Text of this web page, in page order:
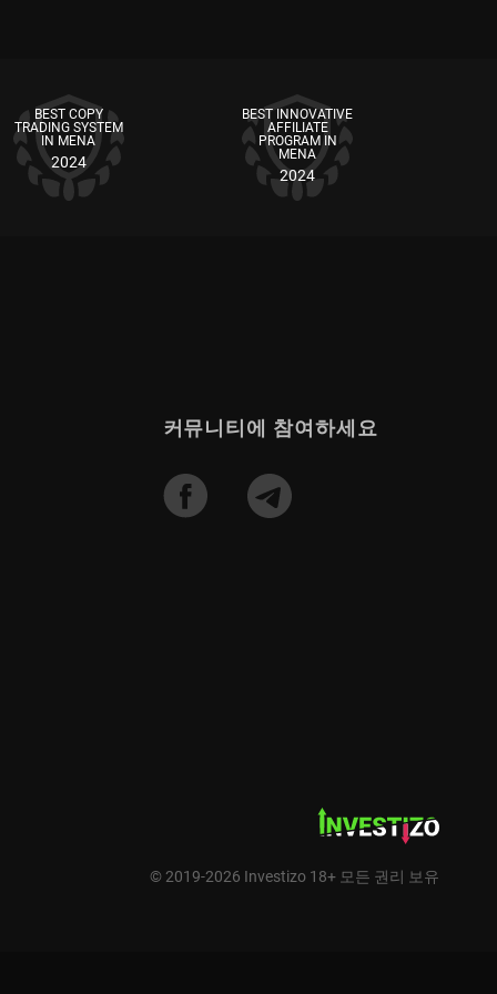
BEST COPY
TRADING SYSTEM
IN MENA
2024
BEST INNOVATIVE
AFFILIATE
PROGRAM IN
MENA
2024
커뮤니티에 참여하세요
© 2019-2026 Investizo 18+ 모든 권리 보유